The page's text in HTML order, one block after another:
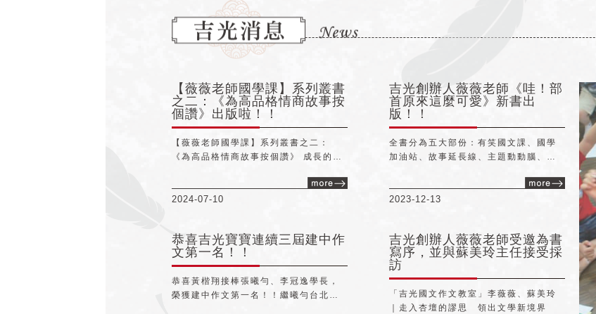
【薇薇老師國學課】系列叢書
之二：《為高品格情商故事按
個讚》出版啦！！
【薇薇老師國學課】系列叢書之二：
《為高品格情商故事按個讚》 成長的困
2024-07-10
吉光創辦人薇薇老師《哇！部
首原來這麼可愛》新書出
版！！
全書分為五大部份：有笑國文課、國學
加油站、故事延長線、主題動動腦、素
國學瘋】，可以聽到薇薇老師親自為小
朋友講故事喔！
2023-12-13
恭喜吉光寶寶連續三屆建中作
文第一名！！
恭喜黃楷翔接棒張曦勻、李冠逸學長，
榮獲建中作文第一名！！繼曦勻台北市
吉光創辦人薇薇老師受邀為書
寫序，並與蘇美玲主任接受採
訪
「吉光國文作文教室」李薇薇、蘇美玲
｜走入杏壇的謬思 領出文學新境界